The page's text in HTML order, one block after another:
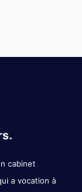
cabinet
a vocation à